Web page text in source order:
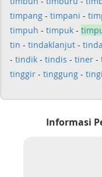
timpang - timpani -
timpuh - timpuk -
tin - tindaklanjut -
- tindik - tindis - tiner -
tinggir - tinggung - tingi
Informasi